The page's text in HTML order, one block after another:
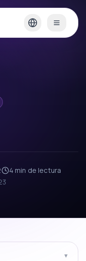
4 min de lectura
▾